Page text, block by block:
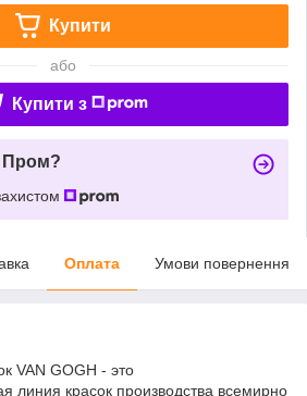
Купити
або
Купити з
Пром?
Оплата Умови повернення
VAN GOGH - это
линия красок производства всемирно